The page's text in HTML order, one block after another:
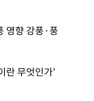
영향 강풍·풍
란 무엇인가'